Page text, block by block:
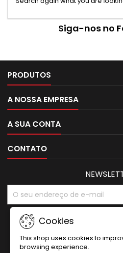
Siga-nos no
PRODUTOS
A NOSSA EMPRESA
A SUA CONTA
CONTATO
Cookies
This shop uses cookies to
browsing experience.